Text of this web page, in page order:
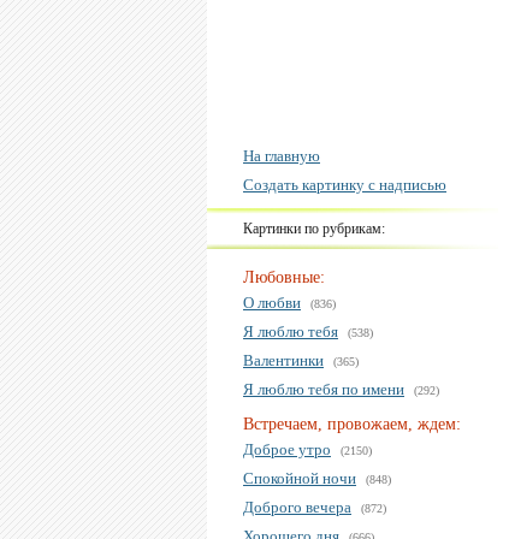
На главную
Создать картинку с надписью
Картинки по рубрикам:
Любовные:
О любви
(836)
Я люблю тебя (538)
Валентинки (365)
Я люблю тебя по имени (292)
Встречаем, провожаем, ждем:
Доброе утро
(2150)
Спокойной ночи (848)
Доброго вечера (872)